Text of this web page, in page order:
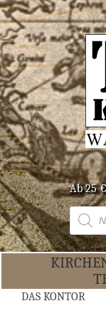
Ab 25
search
DAS KON­TOR